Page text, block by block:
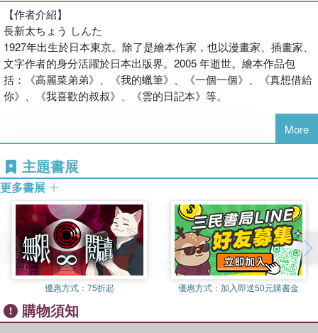
從各式各樣的東西裡，
「溜――」地冒出意想不到的驚喜！
▍ 夢幻推薦
藍莓媽咪「日文繪本親子讀書會」主持人
「溜溜溜～
有什麼東西咕溜～地冒出來了！
「出來了！出來了！」
這本書沒有固定的劇情，只有無窮無盡的驚奇和想像力。
出現在畫面裡的，可能是鼻子、是手、是棒棒糖、是動物……甚至
是無法命名的東西！
每翻一頁，就是一次「哇！」的驚喜。
天馬行空的奇想反覆上演，令人上癮！
【作者介紹】
長新太ちょう しんた
1927年出生於日本東京。除了是繪本作家，也以漫畫家、插畫家、
文字作者的身分活躍於日本出版界。2005 年逝世。繪本作品包
括：《高麗菜弟弟》、《我的蠟筆》、《一個一個》、《真想借給
你》、《我喜歡的叔叔》、《雲的日記本》等。
【繪者介紹】
荒井良二あらい りょうじ
1956年出生於山形縣。活躍於繪本、繪畫、音樂、藝術總監、舞台
美術等多個領域，在日本國內外皆獲得高度評價。2005年，成為亞
洲首位獲得林格倫紀念文學獎的創作者。代表作品與得獎紀錄包
括：《太陽風琴》獲 JBBY 獎、《天亮了，開窗囉》獲產經兒童出
版文化獎大獎、《今天的月亮好圓》獲日本繪本獎大獎，以及其他
諸多獎項。
More
主題書展
更多書展
優惠方式： 75折起 優惠方式： 加入即送50元購書金
購物須知